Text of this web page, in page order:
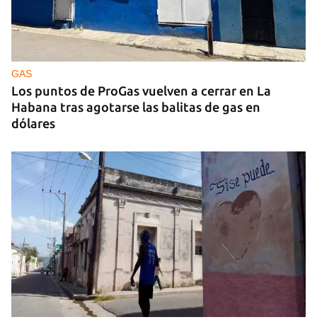
Arturo Sandoval en concierto junto a Chucho
Valdés
GAS
Los puntos de ProGas vuelven a cerrar en La
Habana tras agotarse las balitas de gas en
dólares